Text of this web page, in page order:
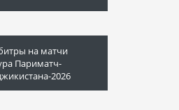
на матчи
Париматч-
2026